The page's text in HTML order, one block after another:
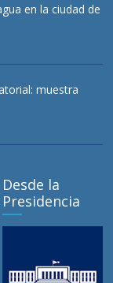
en la ciudad de
muestra
Desde la
Presidencia